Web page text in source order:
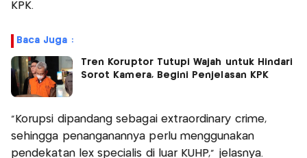
KPK.
Baca Juga :
Tren Koruptor Tutupi Wajah untuk Hindari
Sorot Kamera, Begini Penjelasan KPK
"Korupsi dipandang sebagai extraordinary crime,
sehingga penanganannya perlu menggunakan
pendekatan lex specialis di luar KUHP," jelasnya.